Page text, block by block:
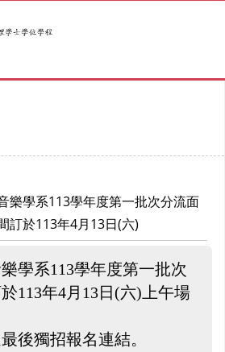
樂學系113學年度第一批次分流面
訂於113年4月13日(六)
學系113學年度第一批次
113年4月13日(六)上午場
後獨招報名連結。